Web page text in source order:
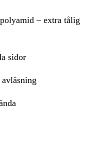
– extra tålig
sidor